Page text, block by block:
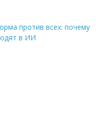
против всех: почему
в ИИ